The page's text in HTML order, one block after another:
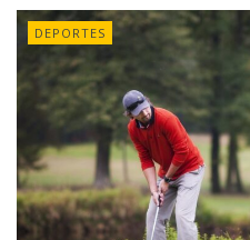
DEPORTES